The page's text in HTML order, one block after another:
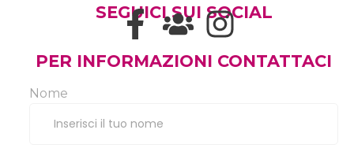
SEGUICI SUI SOCIAL
PER INFORMAZIONI CONTATTACI
Nome